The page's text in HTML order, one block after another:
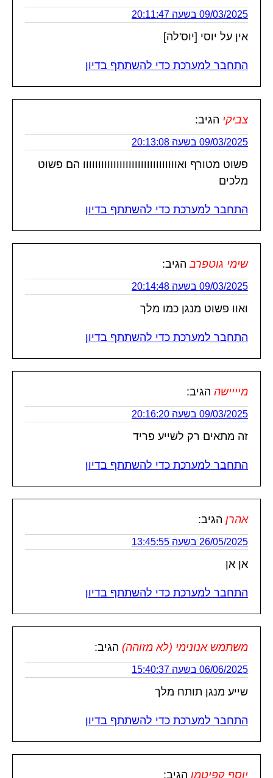
09/03/2025 בשעה 20:11:47
אין על יוסי [יוס'לה]
התחבר למערכת כדי להשתתף בדיון
צביקי הגיב:
09/03/2025 בשעה 20:13:08
פשוט מטורף ואווווווווווווווווווווווווווווווו הם פשוט
מלכים
התחבר למערכת כדי להשתתף בדיון
שימי גוטפרב הגיב:
09/03/2025 בשעה 20:14:48
ואוו פשוט מנגן כמו מלך
התחבר למערכת כדי להשתתף בדיון
מיייישה הגיב:
09/03/2025 בשעה 20:16:20
זה מתאים רק לשייע פריד
התחבר למערכת כדי להשתתף בדיון
אהרן הגיב:
26/05/2025 בשעה 13:45:55
אן אן
התחבר למערכת כדי להשתתף בדיון
משתמש אנונימי (לא מזוהה) הגיב:
06/06/2025 בשעה 15:40:37
שייע מנגן תותח מלך
התחבר למערכת כדי להשתתף בדיון
יוסף קפיטמן הגיב: